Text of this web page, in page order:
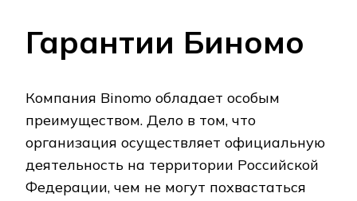
Гарантии Биномо
Компания Binomo обладает особым
преимуществом. Дело в том, что
организация осуществляет официальную
деятельность на территории Российской
Федерации, чем не могут похвастаться